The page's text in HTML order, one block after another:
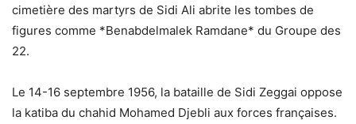
cimetière des martyrs de Sidi Ali abrite les tombes de
figures comme *Benabdelmalek Ramdane* du Groupe des
22.
Le 14-16 septembre 1956, la bataille de Sidi Zeggai oppose
la katiba du chahid Mohamed Djebli aux forces françaises.